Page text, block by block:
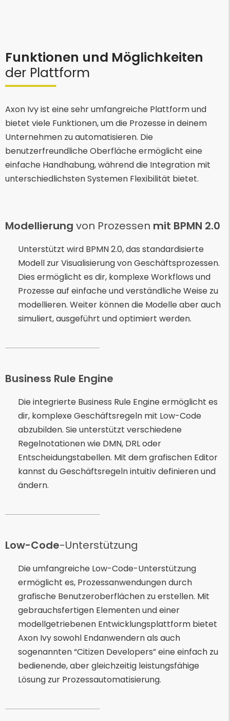
Funktionen und Möglichkeiten
der Plattform
Axon Ivy ist eine sehr umfangreiche Plattform und
bietet viele Funktionen, um die Prozesse in deinem
Unternehmen zu automatisieren. Die
benutzerfreundliche Oberfläche ermöglicht eine
einfache Handhabung, während die Integration mit
unterschiedlichsten Systemen Flexibilität bietet.
Modellierung von Prozessen mit BPMN 2.0
Unterstützt wird BPMN 2.0, das standardisierte
Modell zur Visualisierung von Geschäftsprozessen.
Dies ermöglicht es dir, komplexe Workflows und
Prozesse auf einfache und verständliche Weise zu
modellieren. Weiter können die Modelle aber auch
simuliert, ausgeführt und optimiert werden.
Business Rule Engine
Die integrierte Business Rule Engine ermöglicht es
dir, komplexe Geschäftsregeln mit Low-Code
abzubilden. Sie unterstützt verschiedene
Regelnotationen wie DMN, DRL oder
Entscheidungstabellen. Mit dem grafischen Editor
kannst du Geschäftsregeln intuitiv definieren und
ändern.
Low-Code-Unterstützung
Die umfangreiche Low-Code-Unterstützung
ermöglicht es, Prozessanwendungen durch
grafische Benutzeroberflächen zu erstellen. Mit
gebrauchsfertigen Elementen und einer
modellgetriebenen Entwicklungsplattform bietet
Axon Ivy sowohl Endanwendern als auch
sogenannten “Citizen Developers” eine einfach zu
bedienende, aber gleichzeitig leistungsfähige
Lösung zur Prozessautomatisierung.